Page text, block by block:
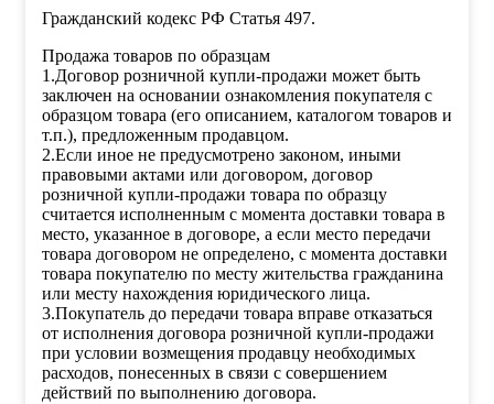
Гражданский кодекс РФ Статья 497.
Продажа товаров по образцам
1.Договор розничной купли-продажи может быть
заключен на основании ознакомления покупателя с
образцом товара (его описанием, каталогом товаров и
т.п.), предложенным продавцом.
2.Если иное не предусмотрено законом, иными
правовыми актами или договором, договор
розничной купли-продажи товара по образцу
считается исполненным с момента доставки товара в
место, указанное в договоре, а если место передачи
товара договором не определено, с момента доставки
товара покупателю по месту жительства гражданина
или месту нахождения юридического лица.
3.Покупатель до передачи товара вправе отказаться
от исполнения договора розничной купли-продажи
при условии возмещения продавцу необходимых
расходов, понесенных в связи с совершением
действий по выполнению договора.